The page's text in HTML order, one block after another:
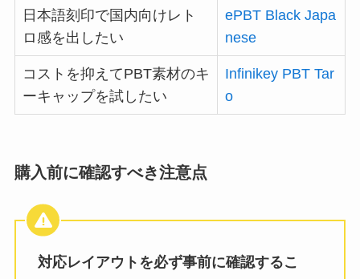
日本語刻印で国内向けレト
ロ感を出したい
ePBT Black Japa
nese
コストを抑えてPBT素材のキ
ーキャップを試したい
Infinikey PBT Tar
o
購入前に確認すべき注意点
対応レイアウトを必ず事前に確認するこ